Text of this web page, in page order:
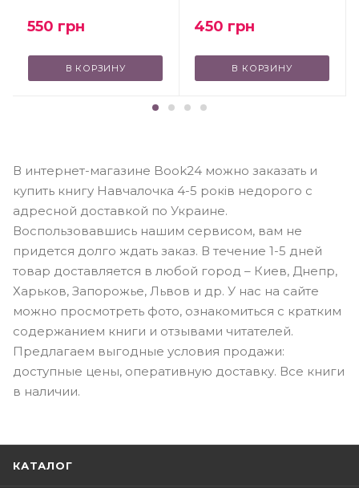
550 грн
В КОРЗИНУ
450 грн
В КОРЗИНУ
В интернет-магазине Book24 можно заказать и
купить книгу Навчалочка 4-5 років недорого с
адресной доставкой по Украине.
Воспользовавшись нашим сервисом, вам не
придется долго ждать заказ. В течение 1-5 дней
товар доставляется в любой город – Киев, Днепр,
Харьков, Запорожье, Львов и др. У нас на сайте
можно просмотреть фото, ознакомиться с кратким
содержанием книги и отзывами читателей.
Предлагаем выгодные условия продажи:
доступные цены, оперативную доставку. Все книги
в наличии.
КАТАЛОГ